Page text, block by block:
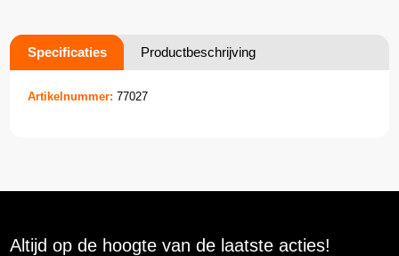
Specificaties Productbeschrijving
Artikelnummer: 77027
Altijd op de hoogte van de laatste acties!